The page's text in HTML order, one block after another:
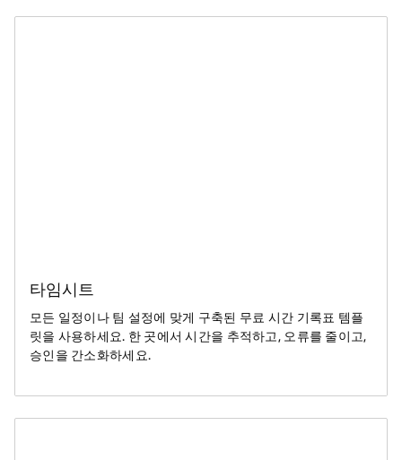
타임시트
모든 일정이나 팀 설정에 맞게 구축된 무료 시간 기록표 템플
릿을 사용하세요. 한 곳에서 시간을 추적하고, 오류를 줄이고,
승인을 간소화하세요.